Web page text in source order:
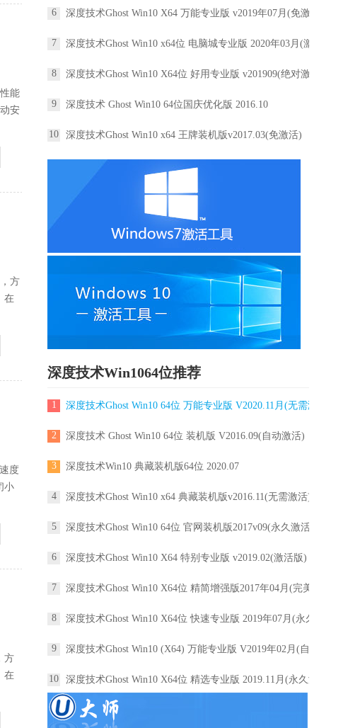
6 深度技术Ghost Win10 X64 万能专业版 v2019年07月(免激活)
7 深度技术Ghost Win10 x64位 电脑城专业版 2020年03月(激活版)
8 深度技术Ghost Win10 X64位 好用专业版 v201909(绝对激活)
9 深度技术 Ghost Win10 64位国庆优化版 2016.10
10 深度技术Ghost Win10 x64 王牌装机版v2017.03(免激活)
深度技术Win1064位推荐
1 深度技术Ghost Win10 64位 万能专业版 V2020.11月(无需激活)
2 深度技术 Ghost Win10 64位 装机版 V2016.09(自动激活)
3 深度技术Win10 典藏装机版64位 2020.07
4 深度技术Ghost Win10 x64 典藏装机版v2016.11(无需激活)
5 深度技术Ghost Win10 64位 官网装机版2017v09(永久激活)
6 深度技术Ghost Win10 X64 特别专业版 v2019.02(激活版)
7 深度技术Ghost Win10 X64位 精简增强版2017年04月(完美激活)
8 深度技术Ghost Win10 X64位 快速专业版 2019年07月(永久激活)
9 深度技术Ghost Win10 (X64) 万能专业版 V2019年02月(自动激活)
10 深度技术Ghost Win10 X64位 精选专业版 2019.11月(永久激活)
能
安
方
在
度
小
方
在